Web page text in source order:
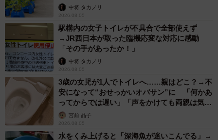
な水やりとは
中将 タカノリ
2026.08.05
駅構内の女子トイレが不具合で全部使えず
→JR西日本が取った臨機応変な対応に感動
「その手があったか！」
中将 タカノリ
2026.08.05
3歳の女児が1人でトイレへ……親はどこ？→不
安になって“おせっかいオバサン”に 「何かあ
ってからでは遅い」「声をかけても両親は気づ
かぬまま」
宮前 晶子
2026.08.05
水をくみ上げると「深海魚が迷いこんでる」→